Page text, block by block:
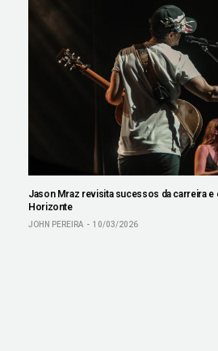
Jason Mraz revisita sucessos da carreira e
Horizonte
JOHN PEREIRA 10/03/2026